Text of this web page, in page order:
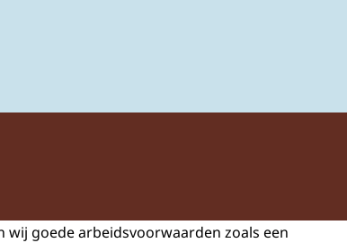
wij goede arbeidsvoorwaarden zoals een